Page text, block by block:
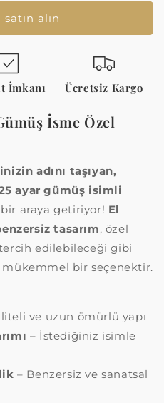
alın
İmkanı Ücretsiz Kargo
İsme Özel
adını taşıyan,
ayar gümüş isimli
bir araya getiriyor! El
tasarım, özel
edilebileceği gibi
bir seçenektir.
ve uzun ömürlü yapı
– İstediğiniz isimle
– Benzersiz ve sanatsal